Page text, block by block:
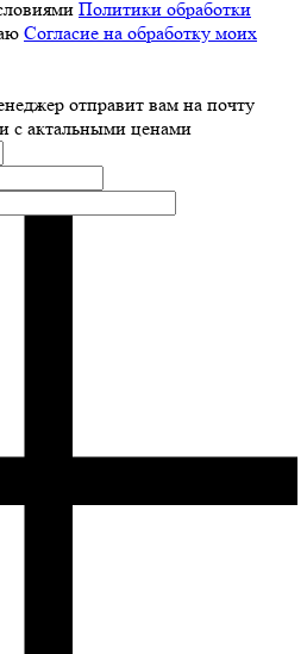
Политики обработки
Согласие на обработку моих
отправит вам на почту
с актальными ценами